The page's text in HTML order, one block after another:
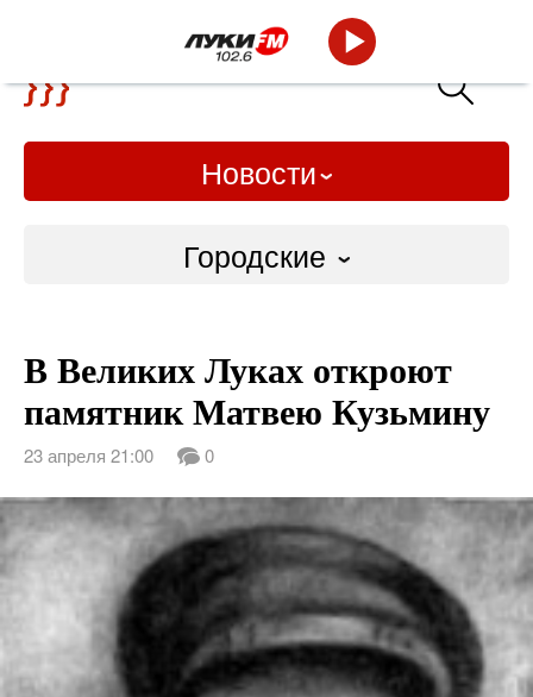
Новости
Городские
Слово Дело
Народные
ВТРК
В Великих Луках откроют
памятник Матвею Кузьмину
23 апреля 21:00 0